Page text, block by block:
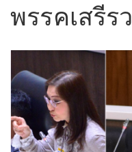
พรรคเสรีร